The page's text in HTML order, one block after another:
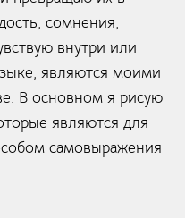
сомнения,
внутри или
являются моими
В основном я рисую
являются для
самовыражения